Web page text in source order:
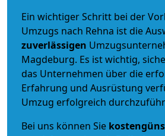
Ein wichtiger Schritt bei der
Umzugs nach Rehna ist die
zuverlässigen
Magdeburg. Es ist wichtig,
das Unternehmen über die
Erfahrung und Ausrüstung
Umzug erfolgreich
Bei uns können Sie